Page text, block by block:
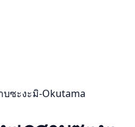
บซะงะมิ-Okutama